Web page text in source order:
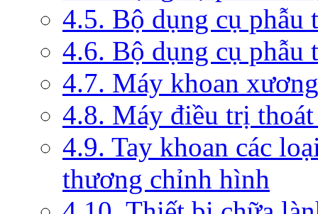
4.5. Bộ dụng cụ phẫu
4.6. Bộ dụng cụ phẫu
4.7. Máy khoan
4.8. Máy điều trị
4.9. Tay khoan các
thương chỉnh hình